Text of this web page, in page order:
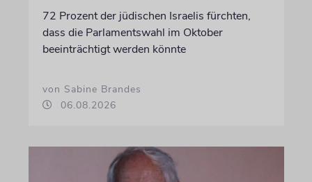
72 Prozent der jüdischen Israelis fürchten,
dass die Parlamentswahl im Oktober
beeinträchtigt werden könnte
von Sabine Brandes
06.08.2026